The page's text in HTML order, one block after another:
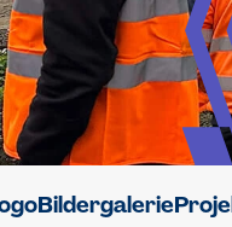
Bildergalerie